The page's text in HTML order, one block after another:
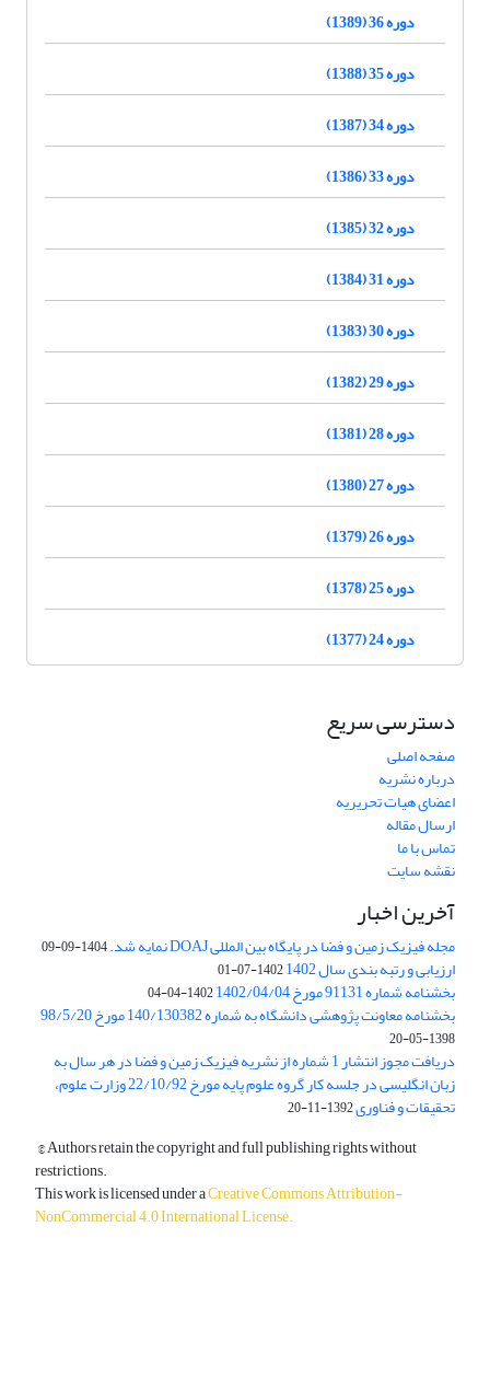
دوره 36 (1389)
دوره 35 (1388)
دوره 34 (1387)
دوره 33 (1386)
دوره 32 (1385)
دوره 31 (1384)
دوره 30 (1383)
دوره 29 (1382)
دوره 28 (1381)
دوره 27 (1380)
دوره 26 (1379)
دوره 25 (1378)
دوره 24 (1377)
دسترسی سریع
صفحه اصلی
درباره نشریه
اعضای هیات تحریریه
ارسال مقاله
تماس با ما
نقشه سایت
آخرین اخبار
مجله فیزیک زمین و فضا در پایگاه بین المللی DOAJ نمایه شد. 1404-09-09
ارزیابی و رتبه بندی سال 1402 1402-07-01
بخشنامه شماره 91131 مورخ 1402/04/04 1402-04-04
بخشنامه معاونت پژوهشی دانشگاه به شماره 140/130382 مورخ 98/5/20
1398-05-20
دریافت مجوز انتشار 1 شماره از نشریه فیزیک زمین و فضا در هر سال به
زبان انگلیسی در جلسه کار گروه علوم پایه مورخ 22/10/92 وزارت علوم،
تحقیقات و فناوری1392-11-20
© Authors retain the copyright and full publishing rights without
restrictions.
This work is licensed under aCreative Commons Attribution-
NonCommercial 4.0 International License.